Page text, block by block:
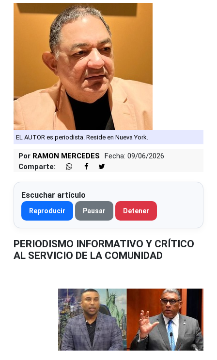
EL AUTOR es periodista. Reside en Nueva York.
Por RAMON MERCEDES
Fecha: 09/06/2026
Comparte:
Escuchar artículo
Reproducir Pausar Detener
PERIODISMO INFORMATIVO Y CRÍTICO
AL SERVICIO DE LA COMUNIDAD